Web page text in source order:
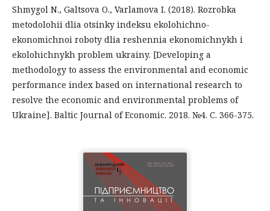
Shmygol N., Galtsova O., Varlamova I. (2018). Rozrobka
metodolohii dlia otsinky indeksu ekolohichno-
ekonomichnoi roboty dlia reshennia ekonomichnykh i
ekolohichnykh problem ukrainy. [Developing a
methodology to assess the environmental and economic
performance index based on international research to
resolve the economic and environmental problems of
Ukraine]. Baltic Journal of Economic. 2018. №4. C. 366-375.